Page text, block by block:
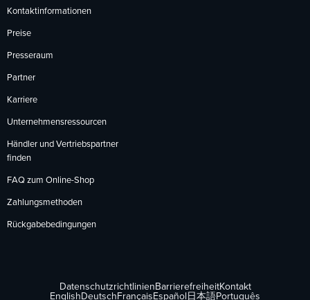
Kontaktinformationen
Preise
Presseraum
Partner
Karriere
Unternehmensressourcen
Händler und Vertriebspartner
finden
FAQ zum Online-Shop
Zahlungsmethoden
Rückgabebedingungen
Datenschutzrichtlinien BarrierefreiheitKontakt
English Deutsch Français Español 日本語Português